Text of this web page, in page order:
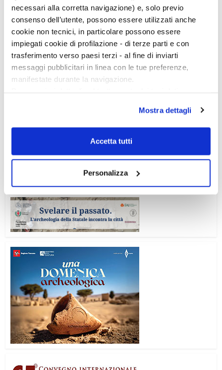
necessari alla corretta navigazione) e, solo previo
consenso dell’utente, possono essere utilizzati anche
cookie non tecnici, in particolare possono essere
impiegati cookie di profilazione - di terze parti e con
trasferimento verso paesi terzi - al fine di inviarti
messaggi pubblicitari in linea con le tue preferenze,
manifestate durante la navigazione.
scelte privacy sui cookie, ti invitiamo a prendere visione
dell’informativa cookie.
Chiudendo il banner tramite la “X” prosegui la
dei soli cookie tecnici. Selezionando “Accetta tutti” presti
il tuo consenso alla profilazione che potrai revocare in
ogni momentoRevoca
Mostra dettagli
Accetta tutti
Personalizza